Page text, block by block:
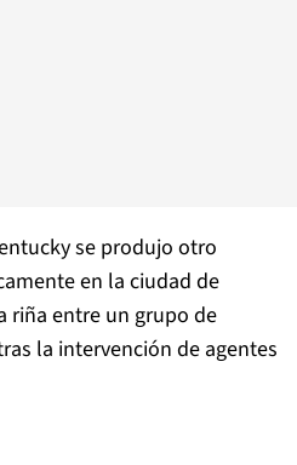
se produjo otro
en la ciudad de
riña entre un grupo de
la intervención de agentes